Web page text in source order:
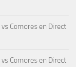
vs Comores en Direct
vs Comores en Direct